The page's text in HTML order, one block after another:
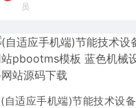
员
(自适应手机端)节能技术设备